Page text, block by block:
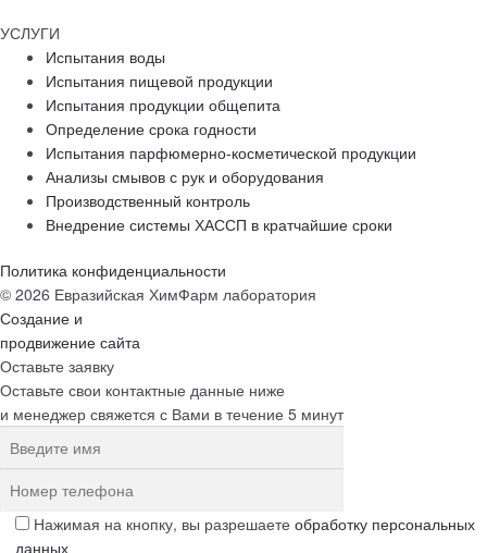
УСЛУГИ
Испытания воды
Испытания пищевой продукции
Испытания продукции общепита
Определение срока годности
Испытания парфюмерно-косметической продукции
Анализы смывов с рук и оборудования
Производственный контроль
Внедрение системы ХАССП в кратчайшие сроки
Политика конфиденциальности
© 2026 Евразийская ХимФарм лаборатория
Создание и
продвижение сайта
Оставьте заявку
Оставьте свои контактные данные ниже
и менеджер свяжется с Вами в течение 5 минут
Нажимая на кнопку, вы разрешаете обработку персональных
данных